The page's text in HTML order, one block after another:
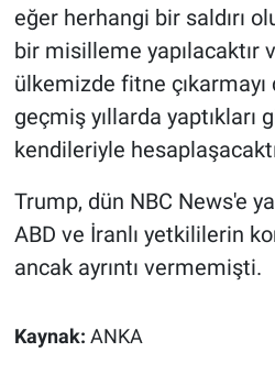
eğer herhangi bir saldırı
bir misilleme yapılacaktır
ülkemizde fitne
geçmiş yıllarda yaptıkları
kendileriyle
Trump, dün NBC News'e
ABD ve İranlı yetkililerin
ancak ayrıntı vermemişti.
Kaynak: ANKA
Kimdir
Koronavirüs
Kültür Sanat
Ne demişti
Nedir